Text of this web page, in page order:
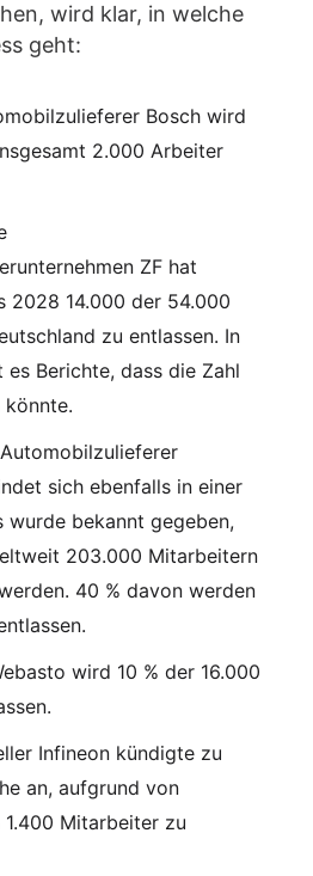
wird klar, in welche
geht:
Bosch wird
2.000 Arbeiter
ZF hat
2028 14.000 der 54.000
zu entlassen. In
Berichte, dass die Zahl
könnte.
sich ebenfalls in einer
wurde bekannt gegeben,
203.000 Mitarbeitern
40 % davon werden
wird 10 % der 16.000
Infineon kündigte zu
an, aufgrund von
Mitarbeiter zu